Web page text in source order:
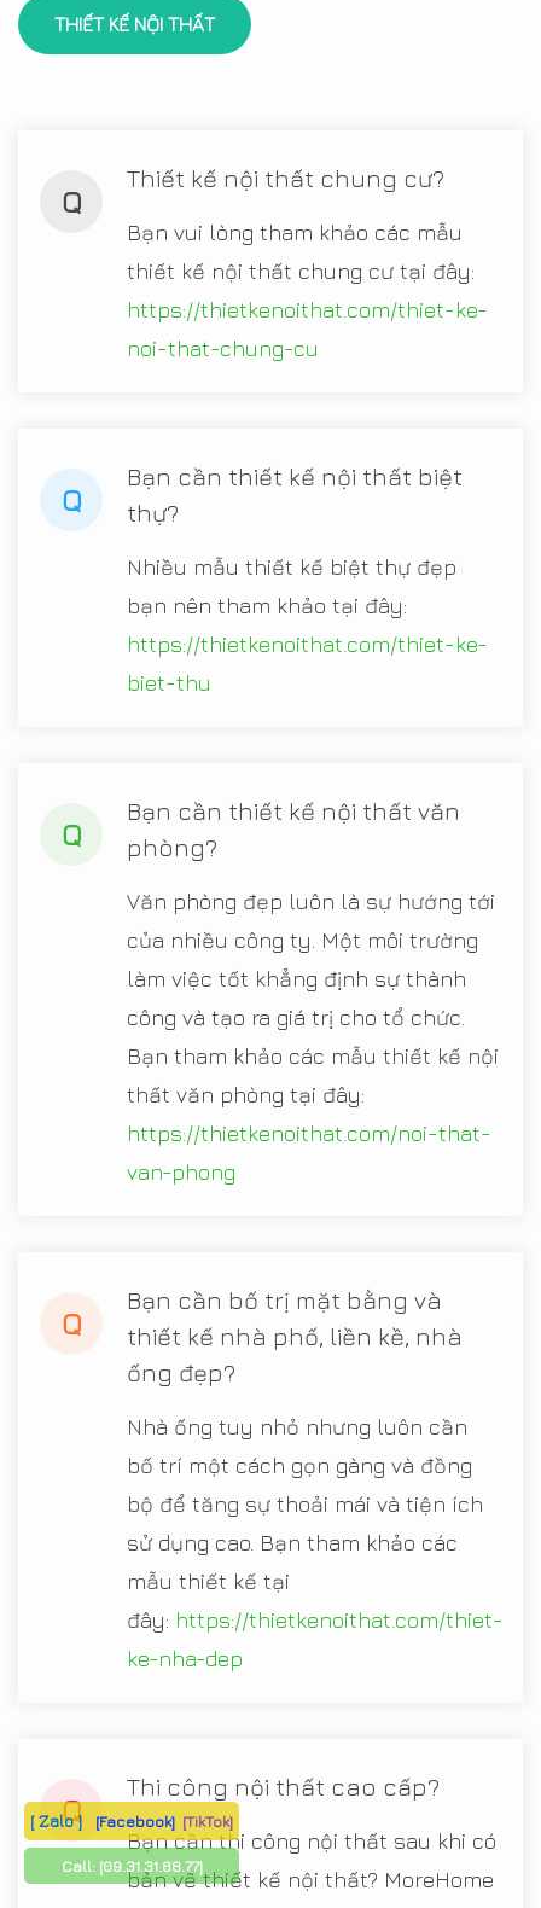
THIẾT KẾ NỘI THẤT
Q
Thiết kế nội thất chung cư?
Bạn vui lòng tham khảo các mẫu
thiết kế nội thất chung cư tại đây:
https://thietkenoithat.com/thiet-ke-
noi-that-chung-cu
Q
Bạn cần thiết kế nội thất biệt
thự?
Nhiều mẫu thiết kế biệt thự đẹp
bạn nên tham khảo tại đây:
https://thietkenoithat.com/thiet-ke-
biet-thu
Q
Bạn cần thiết kế nội thất văn
phòng?
Văn phòng đẹp luôn là sự hướng tới
của nhiều công ty. Một môi trường
làm việc tốt khẳng định sự thành
công và tạo ra giá trị cho tổ chức.
Bạn tham khảo các mẫu thiết kế nội
thất văn phòng tại đây:
https://thietkenoithat.com/noi-that-
van-phong
Q
Bạn cần bố trị mặt bằng và
thiết kế nhà phố, liền kề, nhà
ống đẹp?
Nhà ống tuy nhỏ nhưng luôn cần
bố trí một cách gọn gàng và đồng
bộ để tăng sự thoải mái và tiện ích
sử dụng cao. Bạn tham khảo các
mẫu thiết kế tại
đây: https://thietkenoithat.com/thiet-
ke-nha-dep
Q
Thi công nội thất cao cấp?
Bạn cần thi công nội thất sau khi có
bản vẽ thiết kế nội thất? MoreHome
[ Zalo ] [Facebook] [TikTok]
Call: [09.31.31.88.77]